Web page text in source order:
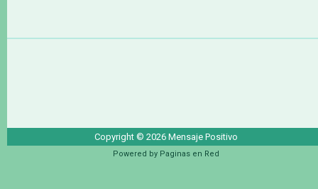
Copyright © 2026 Mensaje Positivo
Powered by Paginas en Red